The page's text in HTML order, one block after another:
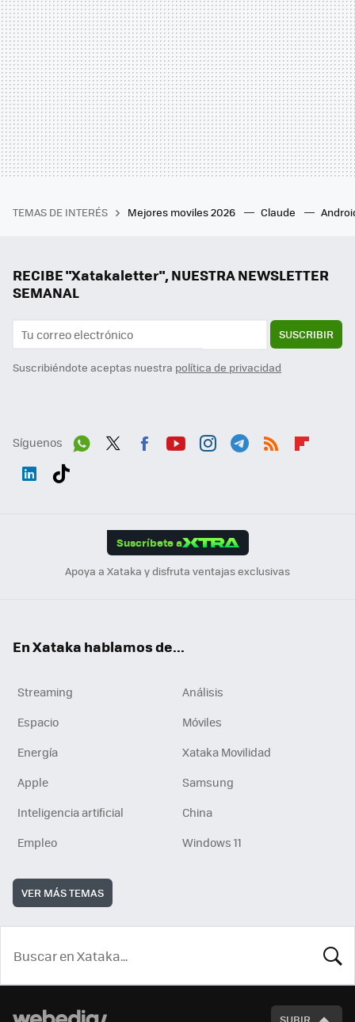
TEMAS DE INTERÉS Mejores moviles 2026 Claude
RECIBE "Xatakaletter", NUESTRA NEWSLETTER
SEMANAL
SUSCRIBIR
Suscribiéndote aceptas nuestra política de privacidad
Síguenos
Suscríbete a
Apoya a Xataka y disfruta ventajas exclusivas
En Xataka hablamos de...
Streaming
Análisis
Espacio
Móviles
Energía
Xataka Movilidad
Apple
Samsung
Inteligencia artificial
China
Empleo
Windows 11
VER MÁS TEMAS